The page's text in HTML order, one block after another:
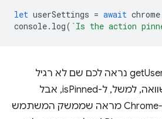
let userSettings = await chrome
console. log( `Is the action
יכול להיות ש-getUserSettings נראה לכם שם לא רגיל
לפונקציונליות הזו בהשוואה, למשל, ל-isPinned, אבל
היסטוריית הפעולות ב-Chrome מראה שממשק המשתמש